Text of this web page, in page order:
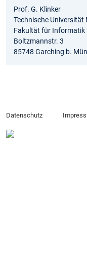
Prof. G. Klinker
Technische Universität
Fakultät für Informatik
Boltzmannstr. 3
85748 Garching b.
Datenschutz